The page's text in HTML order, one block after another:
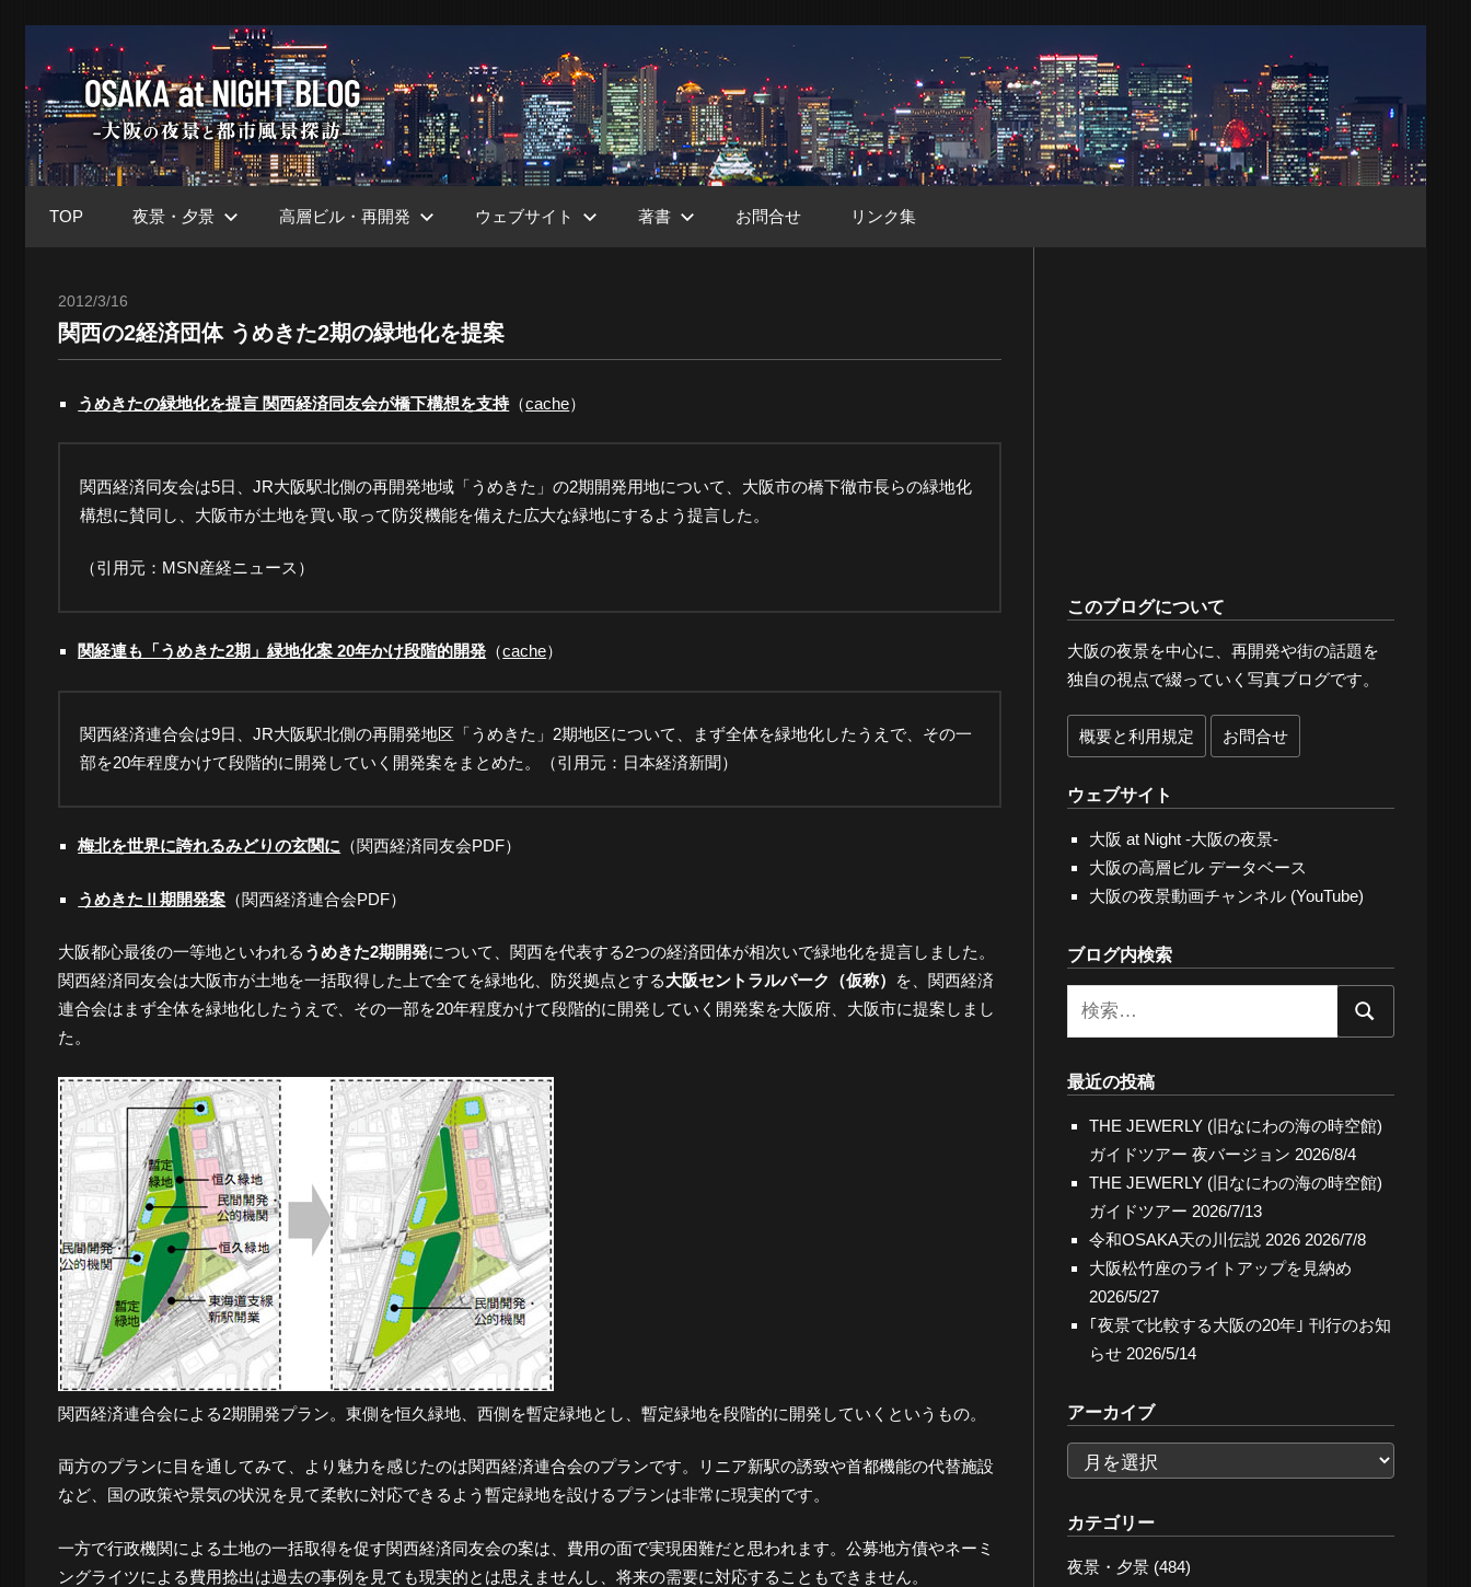
テ
ン
ツ
へ
大
阪
Night
ブ
ロ
グ
-
大
阪
の
夜
景
と
都
市
風
景
TOP 夜景・夕景 高層ビル・再開発 ウェブサイト 著書 お問合せ リンク集
2012/3/16
関西の2経済団体 うめきた2期の緑地化を提案
うめきたの緑地化を提言 関西経済同友会が橋下構想を支持（cache）
関西経済同友会は5日、JR大阪駅北側の再開発地域「うめきた」の2期開発用地について、大阪市の橋下徹市長らの緑地化
構想に賛同し、大阪市が土地を買い取って防災機能を備えた広大な緑地にするよう提言した。
（引用元：MSN産経ニュース）
関経連も「うめきた2期」緑地化案 20年かけ段階的開発 （cache）
関西経済連合会は9日、JR大阪駅北側の再開発地区「うめきた」2期地区について、まず全体を緑地化したうえで、その一
部を20年程度かけて段階的に開発していく開発案をまとめた。（引用元：日本経済新聞）
梅北を世界に誇れるみどりの玄関に （関西経済同友会PDF）
うめきたⅡ期開発案 （関西経済連合会PDF）
大阪都心最後の一等地といわれる うめきた2期開発について、関西を代表する2つの経済団体が相次いで緑地化を提言しました。
関西経済同友会は大阪市が土地を一括取得した上で全てを緑地化、防災拠点とする大阪セントラルパーク（仮称）
を、関西経済
連合会はまず全体を緑地化したうえで、その一部を20年程度かけて段階的に開発していく開発案を大阪府、大阪市に提案しまし
た。
関西経済連合会による2期開発プラン。東側を恒久緑地、西側を暫定緑地とし、暫定緑地を段階的に開発していくというもの。
両方のプランに目を通してみて、より魅力を感じたのは関西経済連合会のプランです。リニア新駅の誘致や首都機能の代替施設
など、国の政策や景気の状況を見て柔軟に対応できるよう暫定緑地を設けるプランは非常に現実的です。
一方で行政機関による土地の一括取得を促す関西経済同友会の案は、費用の面で実現困難だと思われます。公募地方債やネーミ
ングライツによる費用捻出は過去の事例を見ても現実的とは思えませんし、将来の需要に対応することもできません。
このブログについて
大阪の夜景を中心に、再開発や街の話題を
独自の視点で綴っていく写真ブログです。
概要と利用規定 お問合せ
ウェブサイト
大阪 at Night -大阪の夜景-
大阪の高層ビル データベース
大阪の夜景動画チャンネル (YouTube)
ブログ内検索
検
最近の投稿
THE JEWERLY (旧なにわの海の時空館)
ガイドツアー 夜バージョン 2026/8/4
THE JEWERLY (旧なにわの海の時空館)
ガイドツアー 2026/7/13
令和OSAKA天の川伝説 2026 2026/7/8
大阪松竹座のライトアップを見納め
2026/5/27
｢夜景で比較する大阪の20年｣ 刊行のお知
らせ 2026/5/14
アーカイブ
ー
カ
イ
ブ
カテゴリー
夜景・夕景(484)